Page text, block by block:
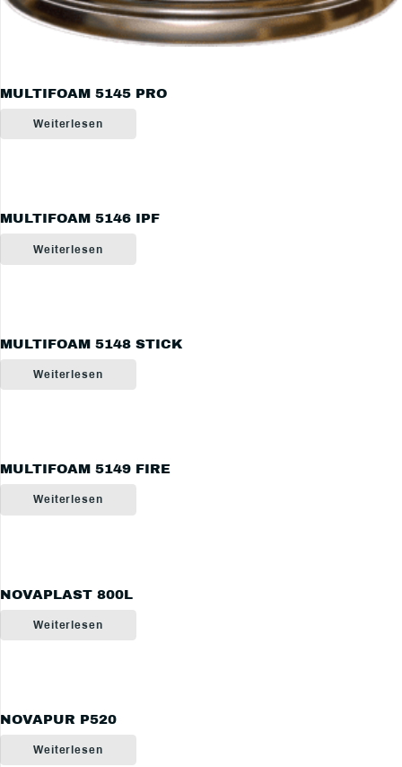
MULTIFOAM 5145 PRO
Weiterlesen
MULTIFOAM 5146 IPF
Weiterlesen
MULTIFOAM 5148 STICK
Weiterlesen
MULTIFOAM 5149 FIRE
Weiterlesen
NOVAPLAST 800L
Weiterlesen
NOVAPUR P520
Weiterlesen